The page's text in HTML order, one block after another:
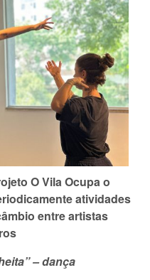
O Vila Ocupa o
atividades
entre artistas
– dança